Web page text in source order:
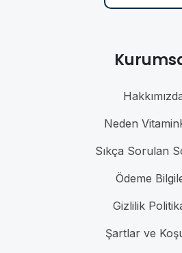
Neden
Sıkça Sorulan
Ödeme
Gizlilik
Şartlar ve